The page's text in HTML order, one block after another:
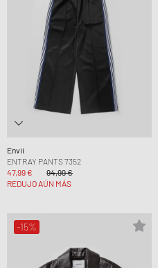
Envii
ENTRAY PANTS 7352
47,99 €
94,99 €
REDUJO AÚN MÁS
-15%